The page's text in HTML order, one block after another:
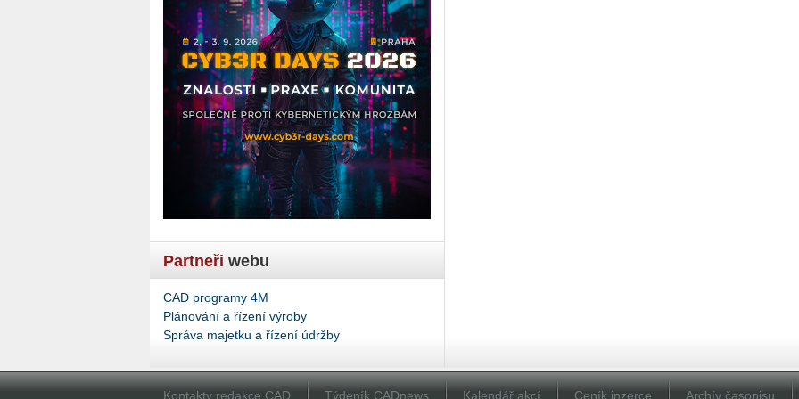
Partneři webu
CAD programy 4M
Plánování a řízení výroby
Správa majetku a řízení údržby
Kontakty redakce CAD Týdeník CADnews Kalendář akcí Ceník inzerce Archív časopisu